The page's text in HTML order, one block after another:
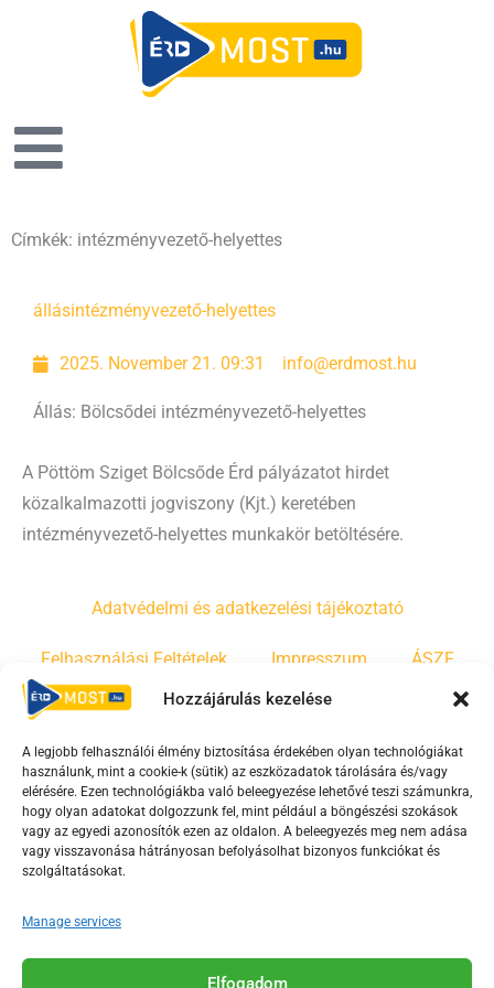
Hozzájárulás kezelése
A legjobb felhasználói élmény biztosítása érdekében olyan technológiákat
használunk, mint a cookie-k (sütik) az eszközadatok tárolására és/vagy
elérésére. Ezen technológiákba való beleegyezése lehetővé teszi számunkra,
hogy olyan adatokat dolgozzunk fel, mint például a böngészési szokások
vagy az egyedi azonosítók ezen az oldalon. A beleegyezés meg nem adása
vagy visszavonása hátrányosan befolyásolhat bizonyos funkciókat és
szolgáltatásokat.
Manage services
Elfogadom
Címkék: intézményvezető-helyettes
állásintézményvezető-helyettes
2025. November 21. 09:31 info@erdmost.hu
Állás: Bölcsődei intézményvezető-helyettes
A Pöttöm Sziget Bölcsőde Érd pályázatot hirdet
közalkalmazotti jogviszony (Kjt.) keretében
intézményvezető-helyettes munkakör betöltésére.
Adatvédelmi és adatkezelési tájékoztató
Felhasználási Feltételek Impresszum ÁSZF
Irányelvek Moderálási szabályzat
F
a
c
e
o
o
Y
o
u
t
b
e
T
i
k
Az Érd Média médiaszolgáltatási tevékenységét a